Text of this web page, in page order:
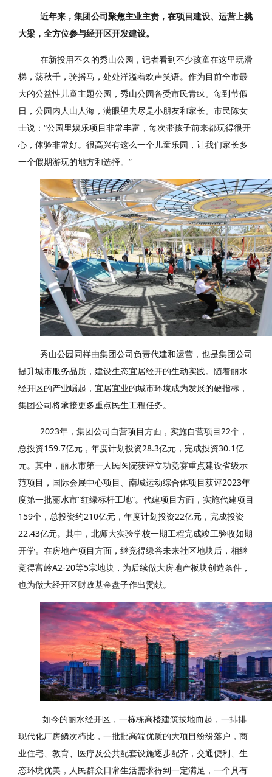
近年来，集团公司聚焦主业主责，在项目建设、运营上挑
大梁，全方位参与经开区开发建设。
在新投用不久的秀山公园，记者看到不少孩童在这里玩滑
梯，荡秋千，骑摇马，处处洋溢着欢声笑语。作为目前全市最
大的公益性儿童主题公园，秀山公园备受市民青睐。每到节假
日，公园内人山人海，满眼望去尽是小朋友和家长。市民陈女
士说：“公园里娱乐项目非常丰富，每次带孩子前来都玩得很开
心，体验非常好。很高兴有这么一个儿童乐园，让我们家长多
一个假期游玩的地方和选择。”
秀山公园同样由集团公司负责代建和运营，也是集团公司
提升城市服务品质，建设生态宜居经开的生动实践。随着丽水
经开区的产业崛起，宜居宜业的城市环境成为发展的硬指标，
集团公司将承接更多重点民生工程任务。
2023年，集团公司自营项目方面，实施自营项目22个，
总投资159.7亿元，年度计划投资28.3亿元，完成投资30.1亿
元。其中，丽水市第一人民医院获评立功竞赛重点建设省级示
范项目，国际会展中心项目、南城运动综合体项目获评2023年
度第一批丽水市“红绿标杆工地”。代建项目方面，实施代建项目
159个，总投资约210亿元，年度计划投资22亿元，完成投资
22.43亿元。其中，北师大实验学校一期工程完成竣工验收如期
开学。在房地产项目方面，继竞得绿谷未来社区地块后，相继
竞得富岭A2-20等5宗地块，为后续做大房地产板块创造条件，
也为做大经开区财政基金盘子作出贡献。
如今的丽水经开区，一栋栋高楼建筑拔地而起，一排排
现代化厂房鳞次栉比，一批批高端优质的大项目纷纷落户，商
业住宅、教育、医疗及公共配套设施逐步配齐，交通便利、生
态环境优美，人民群众日常生活需求得到一定满足，一个具有